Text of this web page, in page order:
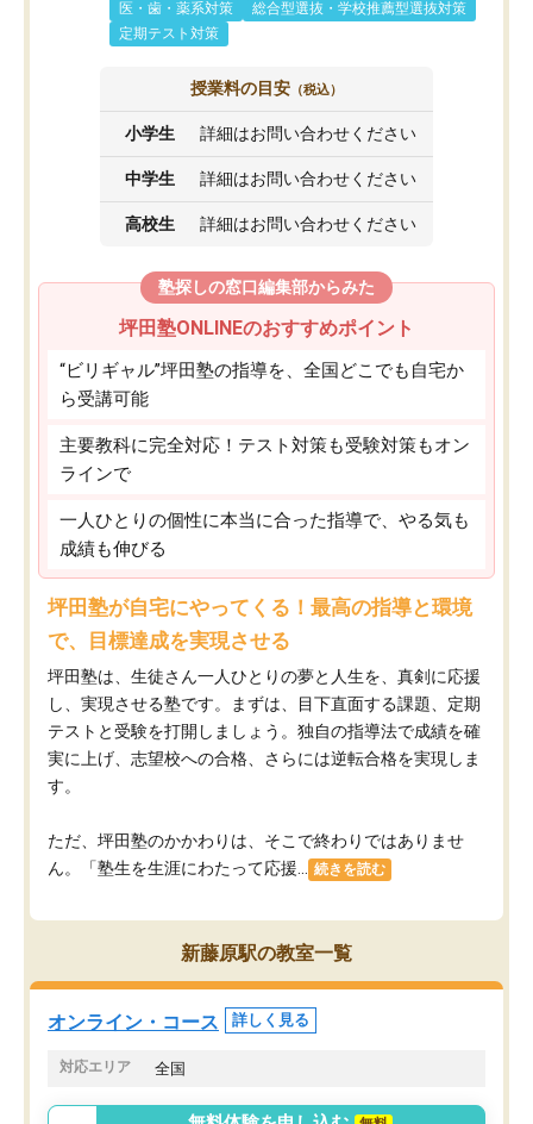
医・歯・薬系対策
総合型選抜・学校推薦型選抜対策
定期テスト対策
授業料の目安 （税込）
小学生 詳細はお問い合わせください
中学生 詳細はお問い合わせください
高校生 詳細はお問い合わせください
塾探しの窓口編集部からみた
坪田塾ONLINEのおすすめポイント
“ビリギャル”坪田塾の指導を、全国どこでも自宅か
ら受講可能
主要教科に完全対応！テスト対策も受験対策もオン
ラインで
一人ひとりの個性に本当に合った指導で、やる気も
成績も伸びる
坪田塾が自宅にやってくる！最高の指導と環境
で、目標達成を実現させる
坪田塾は、生徒さん一人ひとりの夢と人生を、真剣に応援
し、実現させる塾です。まずは、目下直面する課題、定期
テストと受験を打開しましょう。独自の指導法で成績を確
実に上げ、志望校への合格、さらには逆転合格を実現しま
す。
ただ、坪田塾のかかわりは、そこで終わりではありませ
ん。「塾生を生涯にわたって応援...
続きを読む
新藤原駅の教室一覧
オンライン・コース 詳しく見る
対応エリア 全国